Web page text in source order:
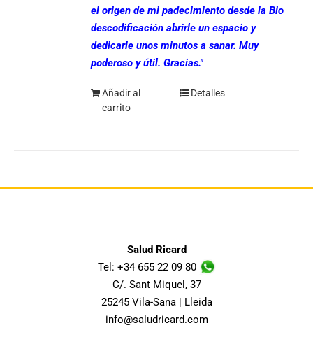
el origen de mi padecimiento desde la Bio
descodificación abrirle un espacio y
dedicarle unos minutos a sanar. Muy
poderoso y útil. Gracias."
Añadir al
carrito
Detalles
Salud Ricard
Tel: +34 655 22 09 80
C/. Sant Miquel, 37
25245 Vila-Sana | Lleida
info@saludricard.com